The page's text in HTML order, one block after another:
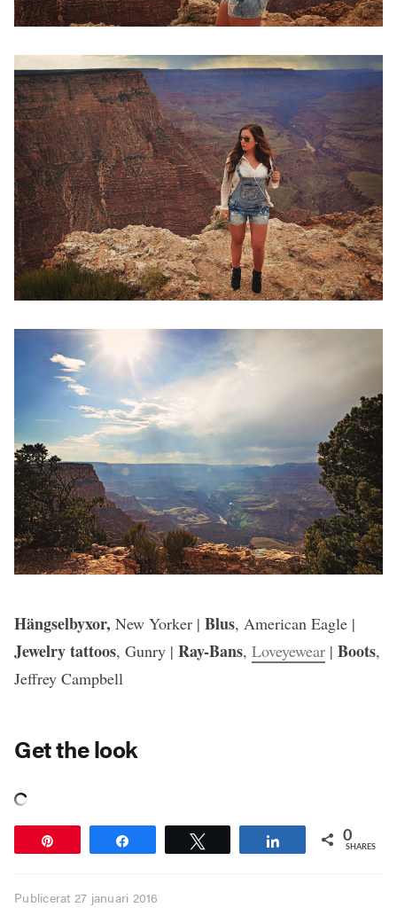
Hängselbyxor, New Yorker | Blus, American Eagle |
Jewelry tattoos, Gunry | Ray-Bans, Loveyewear | Boots,
Jeffrey Campbell
Get the look
Share 0
SHARES
Publicerat 27 januari 2016